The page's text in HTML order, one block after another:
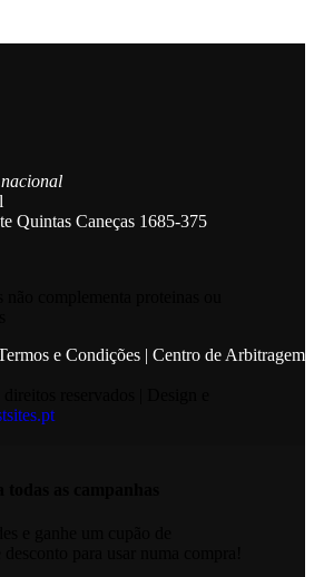
Quintas Caneças 1685-375
e Condições | Centro de Arbitragem